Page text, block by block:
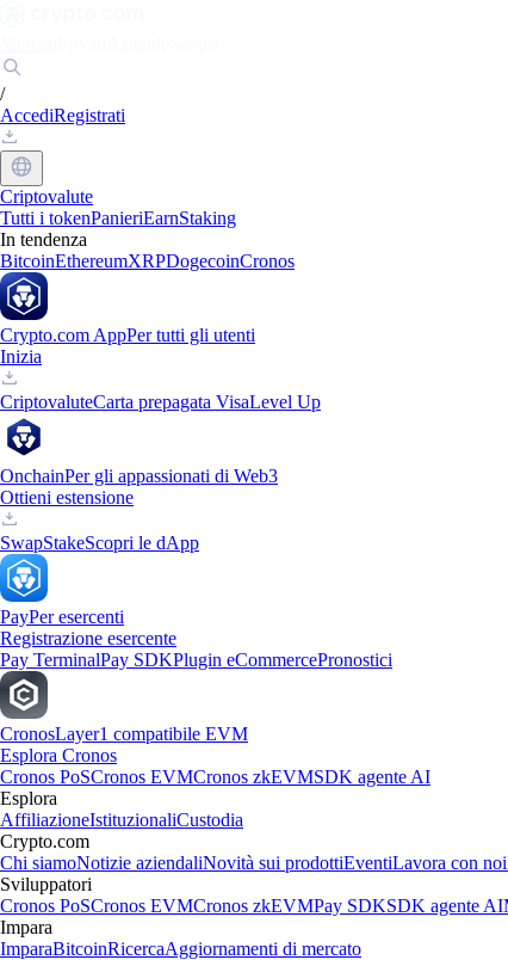
/
AccediRegistrati
Criptovalute
Tutti i tokenPanieriEarnStaking
In tendenza
BitcoinEthereumXRPDogecoinCronos
Crypto.com AppPer tutti gli utenti
Inizia
CriptovaluteCarta prepagata VisaLevel Up
OnchainPer gli appassionati di Web3
Ottieni estensione
SwapStakeScopri le dApp
PayPer esercenti
Registrazione esercente
Pay TerminalPay SDKPlugin eCommercePronostici
CronosLayer1 compatibile EVM
Esplora Cronos
Cronos PoSCronos EVMCronos zkEVMSDK agente AI
Esplora
AffiliazioneIstituzionaliCustodia
Crypto.com
Chi siamoNotizie aziendaliNovità sui prodottiEventiLavora con noi
Sviluppatori
Cronos PoSCronos EVMCronos zkEVMPay SDKSDK agente AI
Impara
ImparaBitcoinRicercaAggiornamenti di mercato